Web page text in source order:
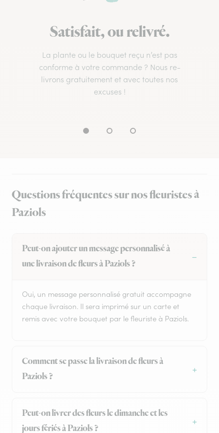
Satisfait, ou relivré.
La plante ou le bouquet reçu n’est pas
conforme à votre commande ? Nous re-
livrons gratuitement et avec toutes nos
excuses !
Questions fréquentes sur nos fleuristes à
Paziols
Peut-on ajouter un message personnalisé à
une livraison de fleurs à Paziols ?
Oui, un message personnalisé gratuit accompagne
chaque livraison. Il sera imprimé sur un carte et
remis avec votre bouquet par le fleuriste à Paziols.
Comment se passe la livraison de fleurs à
Paziols ?
Peut-on livrer des fleurs le dimanche et les
jours fériés à Paziols ?